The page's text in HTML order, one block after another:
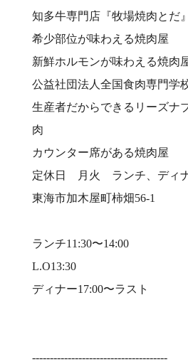
知多牛専門店『牧場焼肉とだ
希少部位が味わえる焼肉屋⠀
新鮮ホルモンが味わえる焼肉
公益社団法人全国食肉専門学
生産者だからできるリーズナ
肉⠀
カウンター席がある焼肉屋⠀
定休日 月火 ランチ、ディナ
東海市加木屋町柿畑56-1⠀
ランチ11:30〜14:00⠀
L.O13:30⠀
ディナー17:00〜ラスト⠀
--------------------------------------⠀